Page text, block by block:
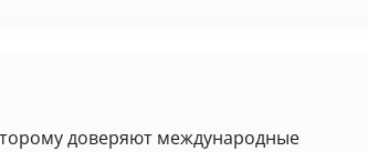
доверяют международные